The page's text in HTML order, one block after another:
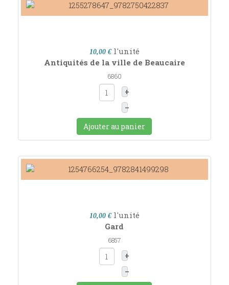
10,00 € l'unité
Antiquités de la ville de Beaucaire
6860
+
–
Ajouter au panier
10,00 € l'unité
Gard
6857
+
–